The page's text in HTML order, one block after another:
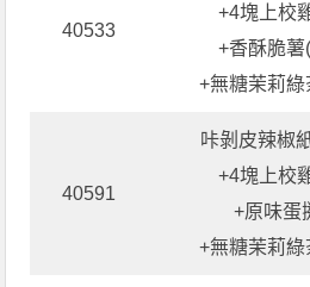
40533
+4塊上校
+香酥脆薯
+無糖茉莉綠
40591
咔剝皮辣椒
+4塊上校
+原味蛋
+無糖茉莉綠